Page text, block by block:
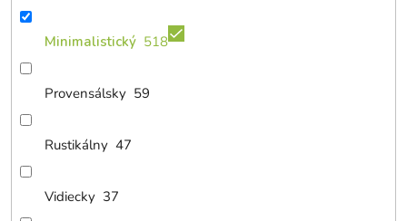
Minimalistický 518
Provensálsky 59
Rustikálny 47
Vidiecky 37